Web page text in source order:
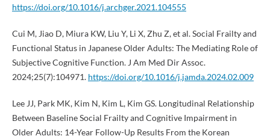
https://doi.org/10.1016/j.archger.2021.104555
Cui M, Jiao D, Miura KW, Liu Y, Li X, Zhu Z, et al. Social Frailty and
Functional Status in Japanese Older Adults: The Mediating Role of
Subjective Cognitive Function. J Am Med Dir Assoc.
2024;25(7):104971. https://doi.org/10.1016/j.jamda.2024.02.009
Lee JJ, Park MK, Kim N, Kim L, Kim GS. Longitudinal Relationship
Between Baseline Social Frailty and Cognitive Impairment in
Older Adults: 14-Year Follow-Up Results From the Korean